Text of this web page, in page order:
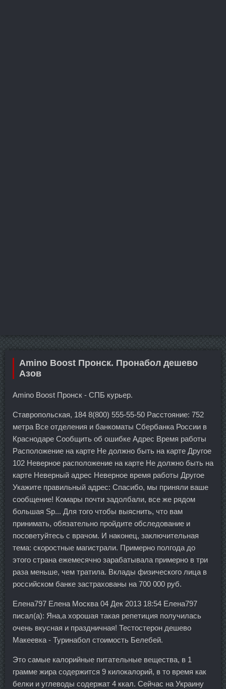
Amino Boost Пронск. Пронабол дешево
Азов
Amino Boost Пронск - СПБ курьер.
Ставропольская, 184 8(800) 555-55-50 Расстояние: 752
метра Все отделения и банкоматы Сбербанка России в
Краснодаре Сообщить об ошибке Адрес Время работы
Расположение на карте Не должно быть на карте Другое
102 Неверное расположение на карте Не должно быть на
карте Неверный адрес Неверное время работы Другое
Укажите правильный адрес: Спасибо, мы приняли ваше
сообщение! Комары почти задолбали, все же рядом
большая Sp... Для того чтобы выяснить, что вам
принимать, обязательно пройдите обследование и
посоветуйтесь с врачом. И наконец, заключительная
тема: скоростные магистрали. Примерно полгода до
этого страна ежемесячно зарабатывала примерно в три
раза меньше, чем тратила. Вклады физического лица в
российском банке застрахованы на 700 000 руб.
Елена797 Елена Москва 04 Дек 2013 18:54 Елена797
писал(а): Яна,а хорошая такая репетиция получилась
очень вкусная и праздничная! Тестостерон дешево
Макеевка - Туринабол стоимость Белебей.
Это самые калорийные питательные вещества, в 1
грамме жира содержится 9 килокалорий, в то время как
белки и углеводы содержат 4 ккал. Сейчас на Украину